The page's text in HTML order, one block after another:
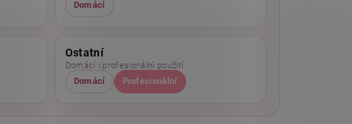
Domácí
Ostatní
Domácí i profesionální použití
Domácí
Profesionální